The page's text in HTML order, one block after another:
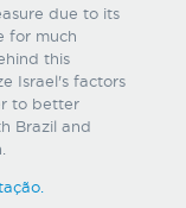
due to its
for much
this
Israel's factors
to better
Brazil and